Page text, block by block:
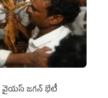
వైయస్ జగన్ భేటీ